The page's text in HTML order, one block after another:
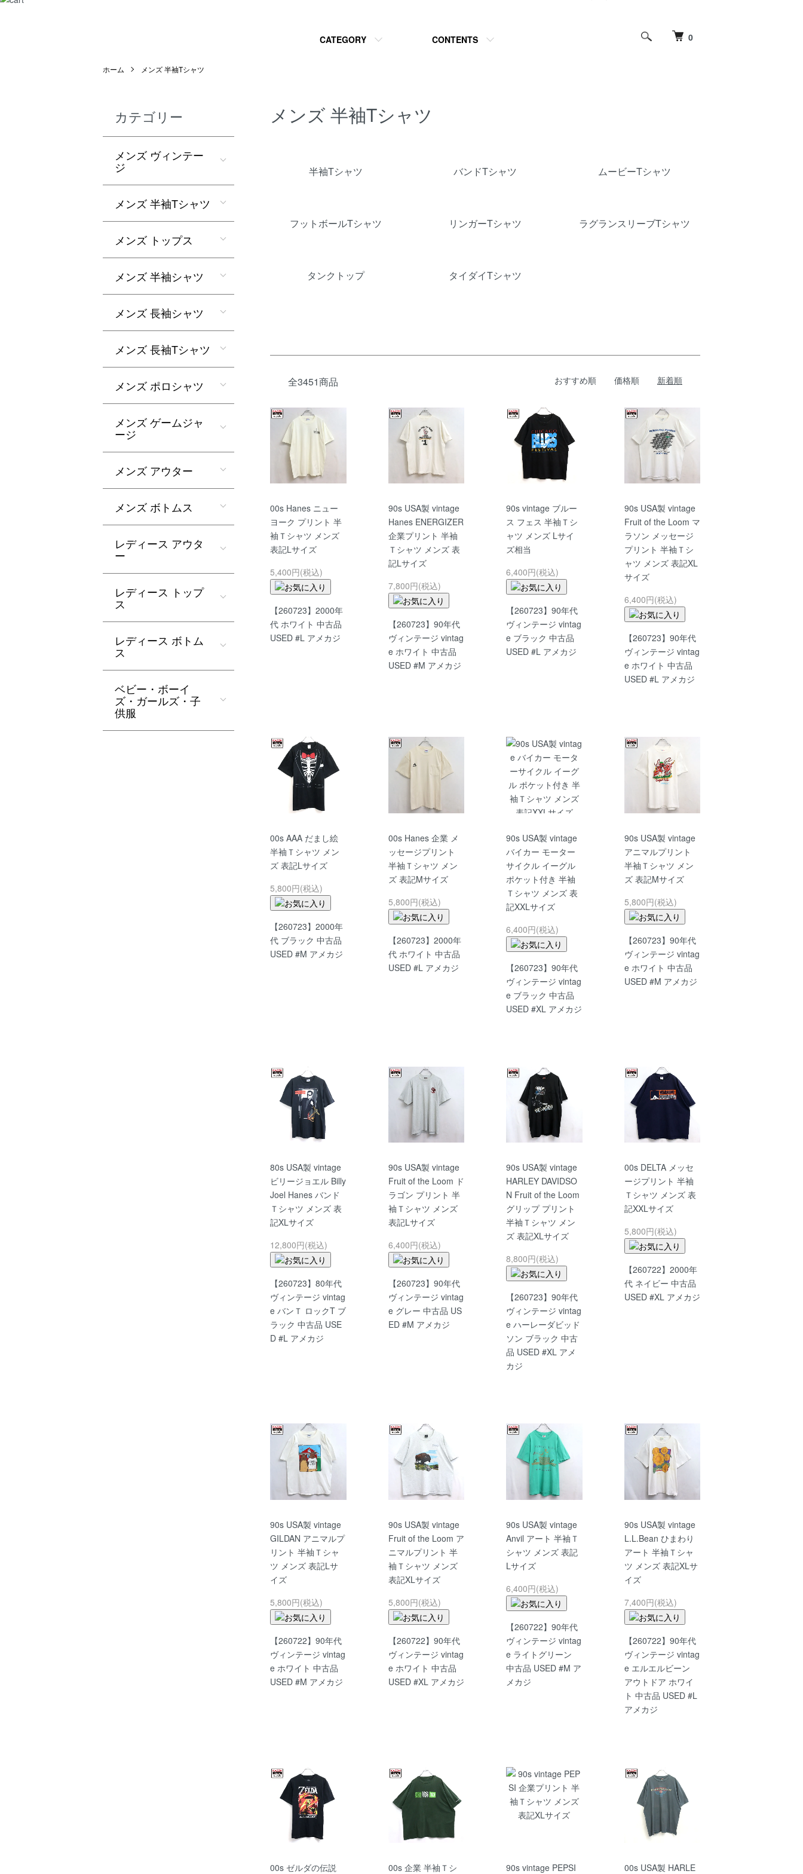
0
CATEGORY CONTENTS
ホーム メンズ 半袖Tシャツ
メンズ 半袖Tシャツ
半袖Tシャツ
バンドTシャツ ムービーTシャツ
フットボールTシャツ リンガーTシャツ ラグランスリーブTシャツ
タンクトップ タイダイTシャツ
全3451商品 おすすめ順 価格順 新着順
00s Hanes ニュー
ヨーク プリント 半
袖Ｔシャツ メンズ
表記Lサイズ
5,400円(税込)
【260723】2000年
代 ホワイト 中古品
USED #L アメカジ
90s USA製 vintage
Hanes ENERGIZER
企業プリント 半袖
Ｔシャツ メンズ 表
記Lサイズ
7,800円(税込)
【260723】90年代
ヴィンテージ vintag
e ホワイト 中古品
USED #M アメカジ
90s vintage ブルー
ス フェス 半袖Ｔシ
ャツ メンズ Lサイ
ズ相当
6,400円(税込)
【260723】90年代
ヴィンテージ vintag
e ブラック 中古品
USED #L アメカジ
90s USA製 vintage
Fruit of the Loom マ
ラソン メッセージ
プリント 半袖Ｔシ
ャツ メンズ 表記XL
サイズ
6,400円(税込)
【260723】90年代
ヴィンテージ vintag
e ホワイト 中古品
USED #L アメカジ
00s AAA だまし絵
半袖Ｔシャツ メン
ズ 表記Lサイズ
5,800円(税込)
【260723】2000年
代 ブラック 中古品
USED #M アメカジ
00s Hanes 企業 メ
ッセージプリント
半袖Ｔシャツ メン
ズ 表記Mサイズ
5,800円(税込)
【260723】2000年
代 ホワイト 中古品
USED #L アメカジ
90s USA製 vintage
バイカー モーター
サイクル イーグル
ポケット付き 半袖
Ｔシャツ メンズ 表
記XXLサイズ
6,400円(税込)
【260723】90年代
ヴィンテージ vintag
e ブラック 中古品
USED #XL アメカジ
90s USA製 vintage
アニマルプリント
半袖Ｔシャツ メン
ズ 表記Mサイズ
5,800円(税込)
【260723】90年代
ヴィンテージ vintag
e ホワイト 中古品
USED #M アメカジ
80s USA製 vintage
ビリージョエル Billy
Joel Hanes バンド
Ｔシャツ メンズ 表
記XLサイズ
12,800円(税込)
【260723】80年代
ヴィンテージ vintag
e バンＴ ロックT ブ
ラック 中古品 USE
D #L アメカジ
90s USA製 vintage
Fruit of the Loom ド
ラゴン プリント 半
袖Ｔシャツ メンズ
表記Lサイズ
6,400円(税込)
【260723】90年代
ヴィンテージ vintag
e グレー 中古品 US
ED #M アメカジ
90s USA製 vintage
HARLEY DAVIDSO
N Fruit of the Loom
グリップ プリント
半袖Ｔシャツ メン
ズ 表記XLサイズ
8,800円(税込)
【260723】90年代
ヴィンテージ vintag
e ハーレーダビッド
ソン ブラック 中古
品 USED #XL アメ
カジ
00s DELTA メッセ
ージプリント 半袖
Ｔシャツ メンズ 表
記XXLサイズ
5,800円(税込)
【260722】2000年
代 ネイビー 中古品
USED #XL アメカジ
90s USA製 vintage
GILDAN アニマルプ
リント 半袖Ｔシャ
ツ メンズ 表記Lサ
イズ
5,800円(税込)
【260722】90年代
ヴィンテージ vintag
e ホワイト 中古品
USED #M アメカジ
90s USA製 vintage
Fruit of the Loom ア
ニマルプリント 半
袖Ｔシャツ メンズ
表記XLサイズ
5,800円(税込)
【260722】90年代
ヴィンテージ vintag
e ホワイト 中古品
USED #XL アメカジ
90s USA製 vintage
Anvil アート 半袖Ｔ
シャツ メンズ 表記
Lサイズ
6,400円(税込)
【260722】90年代
ヴィンテージ vintag
e ライトグリーン
中古品 USED #M ア
メカジ
90s USA製 vintage
L.L.Bean ひまわり
アート 半袖Ｔシャ
ツ メンズ 表記XLサ
イズ
7,400円(税込)
【260722】90年代
ヴィンテージ vintag
e エルエルビーン
アウトドア ホワイ
ト 中古品 USED #L
アメカジ
00s ゼルダの伝説 00s 企業 半袖Ｔシ 90s vintage PEPSI 00s USA製 HARLE
カテゴリー
メンズ ヴィンテー
ジ
メンズ 半袖Tシャツ
メンズ トップス
メンズ 半袖シャツ
メンズ 長袖シャツ
メンズ 長袖Tシャツ
メンズ ポロシャツ
メンズ ゲームジャ
ージ
メンズ アウター
メンズ ボトムス
レディース アウタ
ー
レディース トップ
ス
レディース ボトム
ス
ベビー・ボーイ
ズ・ガールズ・子
供服